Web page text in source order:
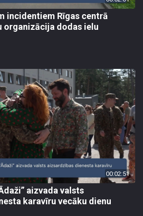
incidentiem Rīgas centrā
organizācija dodas ielu
00:02:51
aizvada valsts
karavīru vecāku dienu